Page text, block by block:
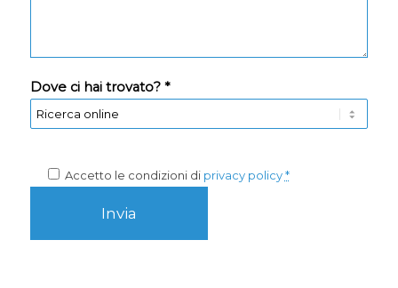
Dove ci hai trovato? *
Accetto le condizioni di privacy policy *